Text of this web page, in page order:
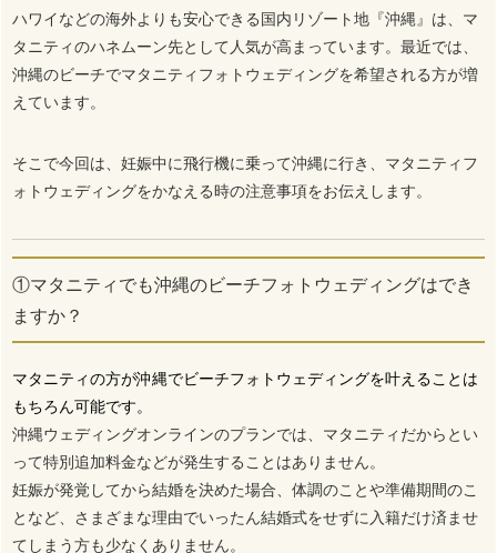
ハワイなどの海外よりも安心できる国内リゾート地『沖縄』は、マ
タニティのハネムーン先として人気が高まっています。最近では、
沖縄のビーチでマタニティフォトウェディングを希望される方が増
えています。
そこで今回は、妊娠中に飛行機に乗って沖縄に行き、マタニティフ
ォトウェディングをかなえる時の注意事項をお伝えします。
①マタニティでも沖縄のビーチフォトウェディングはでき
ますか？
マタニティの方が沖縄でビーチフォトウェディングを叶えることは
もちろん可能です。
沖縄ウェディングオンラインのプランでは、マタニティだからとい
って特別追加料金などが発生することはありません。
妊娠が発覚してから結婚を決めた場合、体調のことや準備期間のこ
となど、さまざまな理由でいったん結婚式をせずに入籍だけ済ませ
てしまう方も少なくありません。